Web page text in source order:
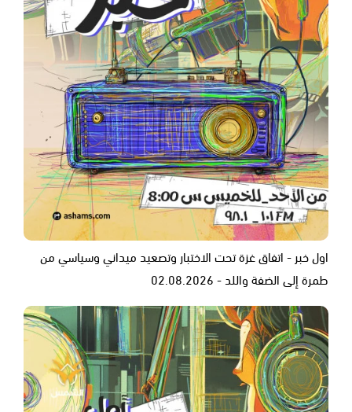
اول خبر - اتفاق غزة تحت الاختبار وتصعيد ميداني وسياسي من
طمرة إلى الضفة واللد - 02.08.2026